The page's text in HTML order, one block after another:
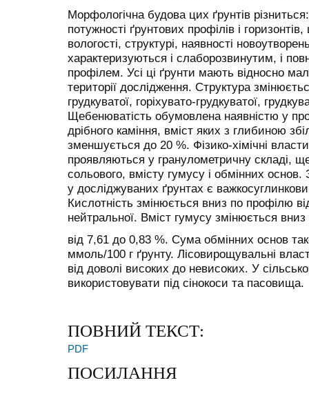
Морфологічна будова цих ґрунтів
потужності ґрунтових профілів і
вологості, структурі, наявності
характеризуються і слаборозвинутим, і
профілем. Усі ці ґрунти мають відносно
території дослідження. Структура
грудкуватої, горіхувато-грудкуватої,
Щебенюватість обумовлена наявністю у
дрібного каміння, вміст яких з глибиною
зменшується до 20 %. Фізико-хімічні
проявляються у гранулометричну складі,
сольового, вмісту гумусу і обмінних
у досліджуваних ґрунтах є
Кислотність змінюється вниз по профілю
нейтральної. Вміст гумусу змінюється
від 7,61 до 0,83 %. Сума обмінних основ
ммоль/100 г ґрунту. Лісовирощувальні
від доволі високих до невисоких. У
використовувати під сінокоси та пасовища.
ПОВНИЙ ТЕКСТ:
PDF
ПОСИЛАННЯ